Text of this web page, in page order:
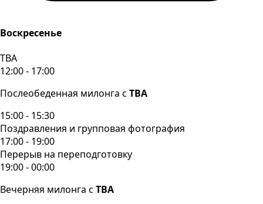
Воскресенье
TBA
12:00 - 17:00
Послеобеденная милонга с TBA
15:00 - 15:30
Поздравления и групповая фотография
17:00 - 19:00
Перерыв на переподготовку
19:00 - 00:00
Вечерняя милонга с TBA